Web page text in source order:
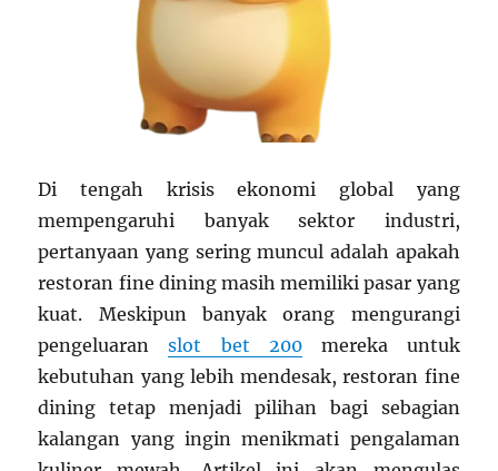
Di tengah krisis ekonomi global yang
mempengaruhi banyak sektor industri,
pertanyaan yang sering muncul adalah apakah
restoran fine dining masih memiliki pasar yang
kuat. Meskipun banyak orang mengurangi
pengeluaranslot bet 200mereka untuk
kebutuhan yang lebih mendesak, restoran fine
dining tetap menjadi pilihan bagi sebagian
kalangan yang ingin menikmati pengalaman